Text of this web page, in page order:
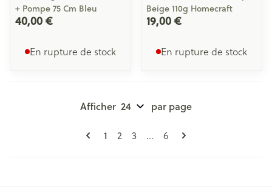
+ Pompe 75 Cm Bleu
40,00 €
En rupture de stock
Beige 110g Homecraft
19,00 €
En rupture de stock
Pages
Vous lisez actuellement la page
1 Page
2 Page
3 ... Page
6
Afficher par page